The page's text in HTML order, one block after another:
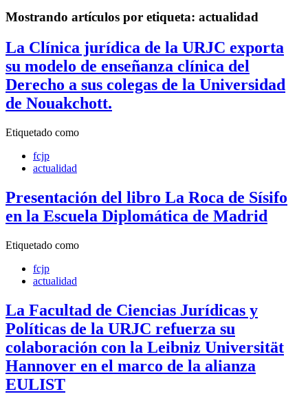
Mostrando artículos por etiqueta: actualidad
La Clínica jurídica de la URJC exporta
su modelo de enseñanza clínica del
Derecho a sus colegas de la Universidad
de Nouakchott.
Etiquetado como
fcjp
actualidad
Presentación del libro La Roca de Sísifo
en la Escuela Diplomática de Madrid
Etiquetado como
fcjp
actualidad
La Facultad de Ciencias Jurídicas y
Políticas de la URJC refuerza su
colaboración con la Leibniz Universität
Hannover en el marco de la alianza
EULIST